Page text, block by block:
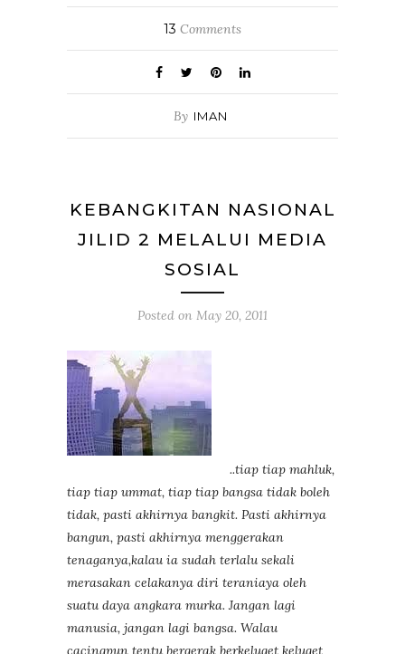
13 Comments
By IMAN
KEBANGKITAN NASIONAL
JILID 2 MELALUI MEDIA
SOSIAL
Posted on May 20, 2011
..tiap tiap mahluk,
tiap tiap ummat, tiap tiap bangsa tidak boleh
tidak, pasti akhirnya bangkit. Pasti akhirnya
bangun, pasti akhirnya menggerakan
tenaganya,kalau ia sudah terlalu sekali
merasakan celakanya diri teraniaya oleh
suatu daya angkara murka. Jangan lagi
manusia, jangan lagi bangsa. Walau
cacingpun tentu bergerak berkeluget keluget